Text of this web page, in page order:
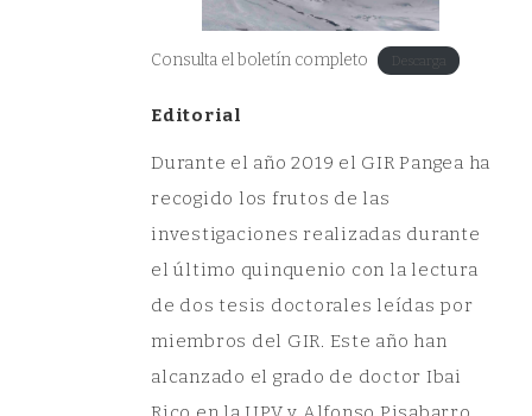
Consulta el boletín completo Descarga
Editorial
Durante el año 2019 el GIR Pangea ha
recogido los frutos de las
investigaciones realizadas durante
el último quinquenio con la lectura
de dos tesis doctorales leídas por
miembros del GIR. Este año han
alcanzado el grado de doctor Ibai